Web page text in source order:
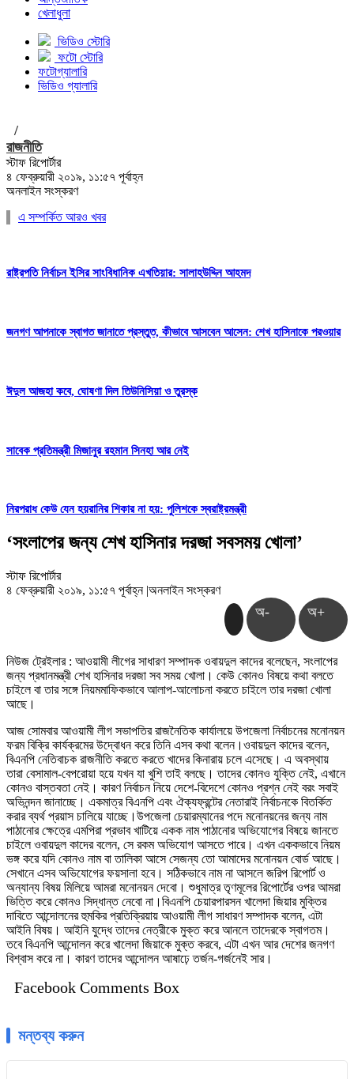
খেলাধুলা
ভিডিও স্টোরি
ফটো স্টোরি
ফটোগ্যালারি
ভিডিও গ্যালারি
/
রাজনীতি
স্টাফ রিপোর্টার
৪ ফেব্রুয়ারী ২০১৯, ১১:৫৭ পূর্বাহ্ন
অনলাইন সংস্করণ
এ সম্পর্কিত আরও খবর
রাষ্ট্রপতি নির্বাচন ইসির সাংবিধানিক এখতিয়ার: সালাহউদ্দিন আহমদ
জনগণ আপনাকে স্বাগত জানাতে প্রস্তুত, কীভাবে আসবেন আসেন: শেখ হাসিনাকে পরওয়ার
ঈদুল আজহা কবে, ঘোষণা দিল তিউনিসিয়া ও তুরস্ক
সাবেক প্রতিমন্ত্রী মিজানুর রহমান সিনহা আর নেই
নিরপরাধ কেউ যেন হয়রানির শিকার না হয়: পুলিশকে স্বরাষ্ট্রমন্ত্রী
‘সংলাপের জন্য শেখ হাসিনার দরজা সবসময় খোলা’
স্টাফ রিপোর্টার
৪ ফেব্রুয়ারী ২০১৯, ১১:৫৭ পূর্বাহ্ন |অনলাইন সংস্করণ
অ- অ+
নিউজ ট্রেইলার : আওয়ামী লীগের সাধারণ সম্পাদক ওবায়দুল কাদের বলেছেন, সংলাপের
জন্য প্রধানমন্ত্রী শেখ হাসিনার দরজা সব সময় খোলা। কেউ কোনও বিষয়ে কথা বলতে
চাইলে বা তার সঙ্গে নিয়মমাফিকভাবে আলাপ-আলোচনা করতে চাইলে তার দরজা খোলা
আছে।
আজ সোমবার আওয়ামী লীগ সভাপতির রাজনৈতিক কার্যালয়ে উপজেলা নির্বাচনের মনোনয়ন
ফরম বিক্রি কার্যক্রমের উদ্বোধন করে তিনি এসব কথা বলেন।ওবায়দুল কাদের বলেন,
বিএনপি নেতিবাচক রাজনীতি করতে করতে খাদের কিনারায় চলে এসেছে। এ অবস্থায়
তারা বেসামাল-বেপরোয়া হয়ে যখন যা খুশি তাই বলছে। তাদের কোনও যুক্তি নেই, এখানে
কোনও বাস্তবতা নেই। কারণ নির্বাচন নিয়ে দেশে-বিদেশে কোনও প্রশ্ন নেই বরং সবাই
অভিনন্দন জানাচ্ছে। একমাত্র বিএনপি এবং ঐক্যফ্রন্টের নেতারাই নির্বাচনকে বিতর্কিত
করার ব্যর্থ প্রয়াস চালিয়ে যাচ্ছে।উপজেলা চেয়ারম্যানের পদে মনোনয়নের জন্য নাম
পাঠানোর ক্ষেত্রে এমপিরা প্রভাব খাটিয়ে একক নাম পাঠানোর অভিযোগের বিষয়ে জানতে
চাইলে ওবায়দুল কাদের বলেন, সে রকম অভিযোগ আসতে পারে। এখন এককভাবে নিয়ম
ভঙ্গ করে যদি কোনও নাম বা তালিকা আসে সেজন্য তো আমাদের মনোনয়ন বোর্ড আছে।
সেখানে এসব অভিযোগের ফয়সালা হবে। সঠিকভাবে নাম না আসলে জরিপ রিপোর্ট ও
অন্যান্য বিষয় মিলিয়ে আমরা মনোনয়ন দেবো। শুধুমাত্র তৃণমূলের রিপোর্টের ওপর আমরা
ভিত্তি করে কোনও সিদ্ধান্ত নেবো না।বিএনপি চেয়ারপারসন খালেদা জিয়ার মুক্তির
দাবিতে আন্দোলনের হুমকির প্রতিক্রিয়ায় আওয়ামী লীগ সাধারণ সম্পাদক বলেন, এটা
আইনি বিষয়। আইনি যুদ্ধে তাদের নেত্রীকে মুক্ত করে আনলে তাদেরকে স্বাগতম।
তবে বিএনপি আন্দোলন করে খালেদা জিয়াকে মুক্ত করবে, এটা এখন আর দেশের জনগণ
বিশ্বাস করে না। কারণ তাদের আন্দোলন আষাঢ়ে তর্জন-গর্জনেই সার।
Facebook Comments Box
মন্তব্য করুন